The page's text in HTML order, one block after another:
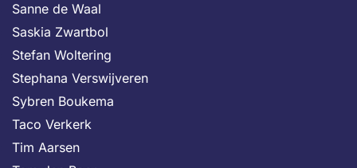
Sanne de Waal
Saskia Zwartbol
Stefan Woltering
Stephana Verswijveren
Sybren Boukema
Taco Verkerk
Tim Aarsen